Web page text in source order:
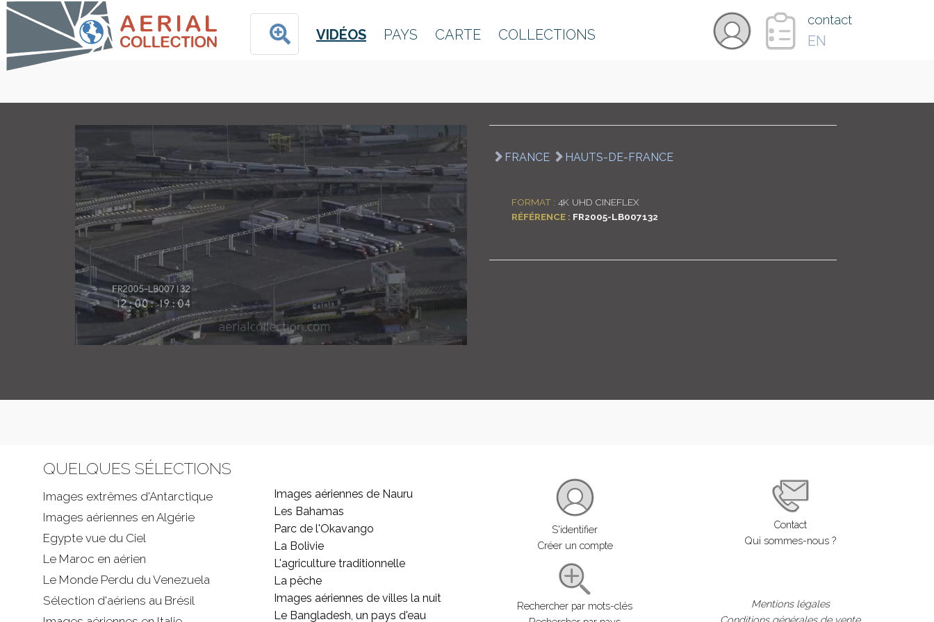
VIDÉOS PAYS CARTE COLLECTIONS
contact
EN
FRANCE HAUTS-DE-FRANCE
FORMAT : 4K UHD CINEFLEX
RÉFÉRENCE : FR2005-LB007132
QUELQUES SÉLECTIONS
Images extrêmes d'Antarctique
Images aériennes en Algérie
Egypte vue du Ciel
Le Maroc en aérien
Le Monde Perdu du Venezuela
Sélection d'aériens au Brésil
Images aériennes de Nauru
Les Bahamas
Parc de l'Okavango
La Bolivie
L'agriculture traditionnelle
La pêche
Images aériennes de villes la nuit
Le Bangladesh, un pays d'eau
S'identifier
Créer un compte
Rechercher par mots-clés
Contact
Qui sommes-nous ?
Mentions légales